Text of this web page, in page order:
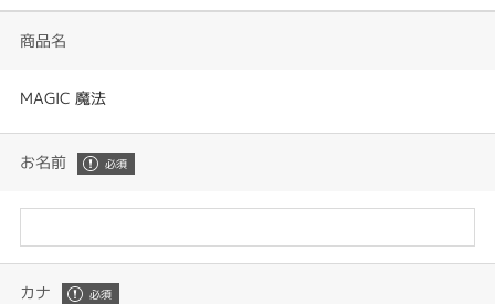
商品名
MAGIC 魔法
お名前
カナ